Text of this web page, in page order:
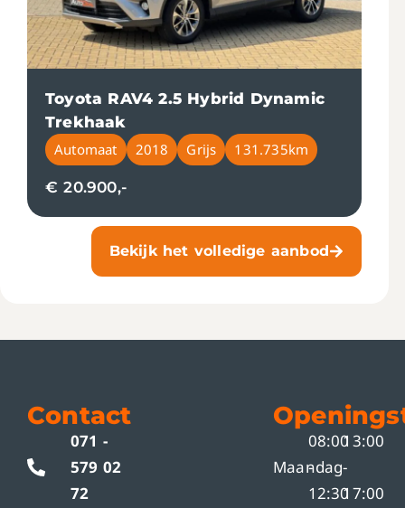
Toyota RAV4 2.5 Hybrid Dynamic
Trekhaak
Automaat
2018 Grijs 131.735km
€ 20.900,-
Bekijk het volledige aanbod
Contact
071 -
579 02
72
Maandag
08:00
-
12:30
13:00
-
17:00